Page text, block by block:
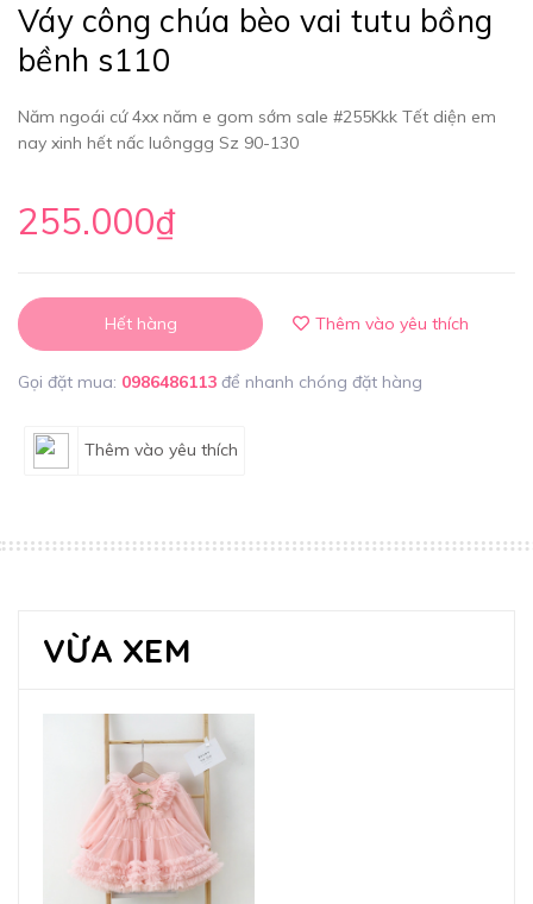
Váy công chúa bèo vai tutu bồng
bềnh s110
Năm ngoái cứ 4xx năm e gom sớm sale #255Kkk Tết diện em
nay xinh hết nấc luônggg Sz 90-130
255.000₫
Hết hàng Thêm vào yêu thích
Gọi đặt mua: 0986486113 để nhanh chóng đặt hàng
Thêm vào yêu thích
VỪA XEM